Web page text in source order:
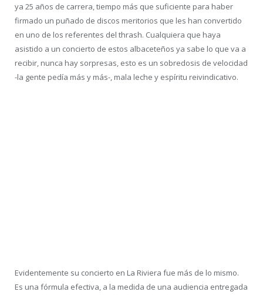
ya 25 años de carrera, tiempo más que suficiente para haber
firmado un puñado de discos meritorios que les han convertido
en uno de los referentes del thrash. Cualquiera que haya
asistido a un concierto de estos albaceteños ya sabe lo que va a
recibir, nunca hay sorpresas, esto es un sobredosis de velocidad
-la gente pedía más y más-, mala leche y espíritu reivindicativo.
Evidentemente su concierto en La Riviera fue más de lo mismo.
Es una fórmula efectiva, a la medida de una audiencia entregada